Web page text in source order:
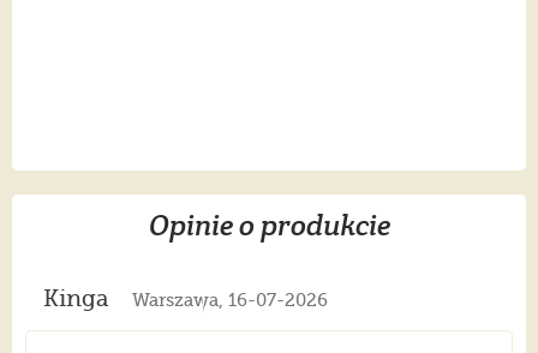
Opinie o produkcie
Kinga Warszawa, 16-07-2026